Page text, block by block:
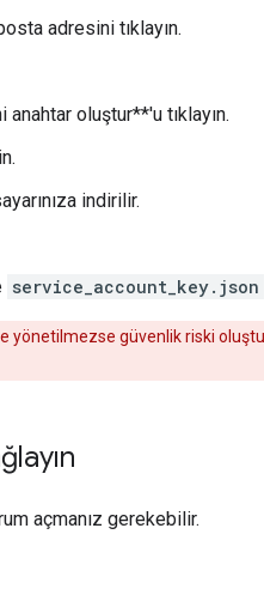
adresini tıklayın.
oluştur**'u tıklayın.
indirilir.
service_account_key.json
yönetilmezse güvenlik riski
açmanız gerekebilir.